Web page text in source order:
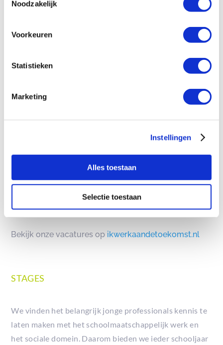
Noodzakelijk
Voorkeuren
Statistieken
Marketing
Instellingen
Alles toestaan
Selectie toestaan
de visie van het kind benaderen.
Bekijk onze vacatures op ikwerkaandetoekomst.nl
STAGES
We vinden het belangrijk jonge professionals kennis te
laten maken met het schoolmaatschappelijk werk en
het sociale domein. Daarom bieden we ieder schooljaar